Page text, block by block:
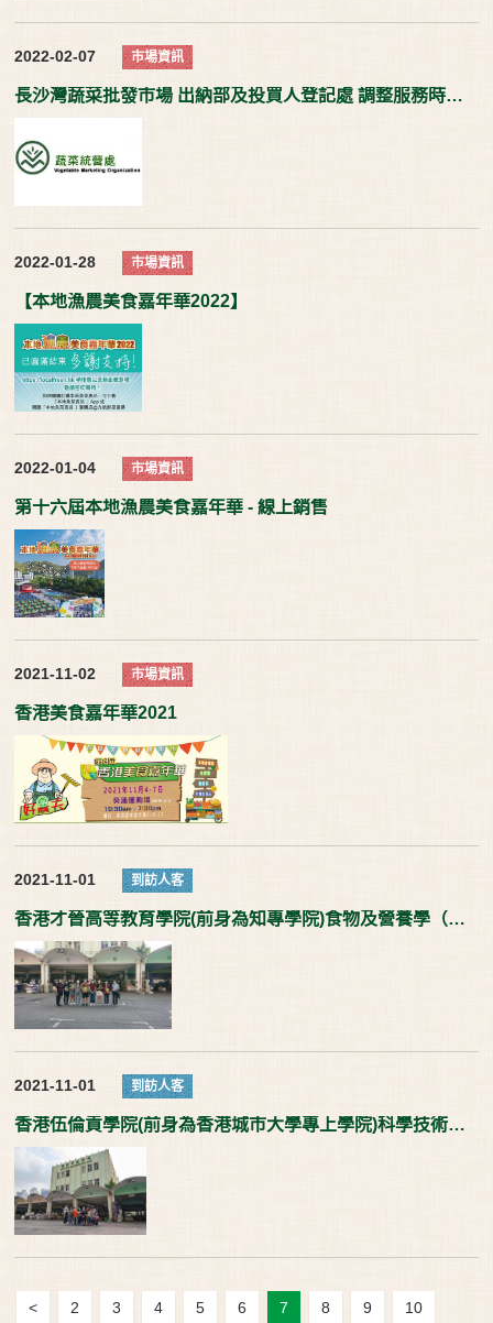
2022-02-07 市場資訊
長沙灣蔬菜批發市場 出納部及投買人登記處 調整服務時間通知
2022-01-28 市場資訊
【本地漁農美食嘉年華2022】
2022-01-04 市場資訊
第十六屆本地漁農美食嘉年華 - 線上銷售
2021-11-02 市場資訊
香港美食嘉年華2021
2021-11-01 到訪人客
香港才晉高等教育學院(前身為知專學院)食物及營養學（榮譽）理學士學生參觀
2021-11-01 到訪人客
香港伍倫貢學院(前身為香港城市大學專上學院)科學技術學院學生參觀
< 2 3 4 5 6 7 8 9 10